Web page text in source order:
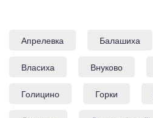
Апрелевка Балашиха
Власиха Внуково
Голицино Горки